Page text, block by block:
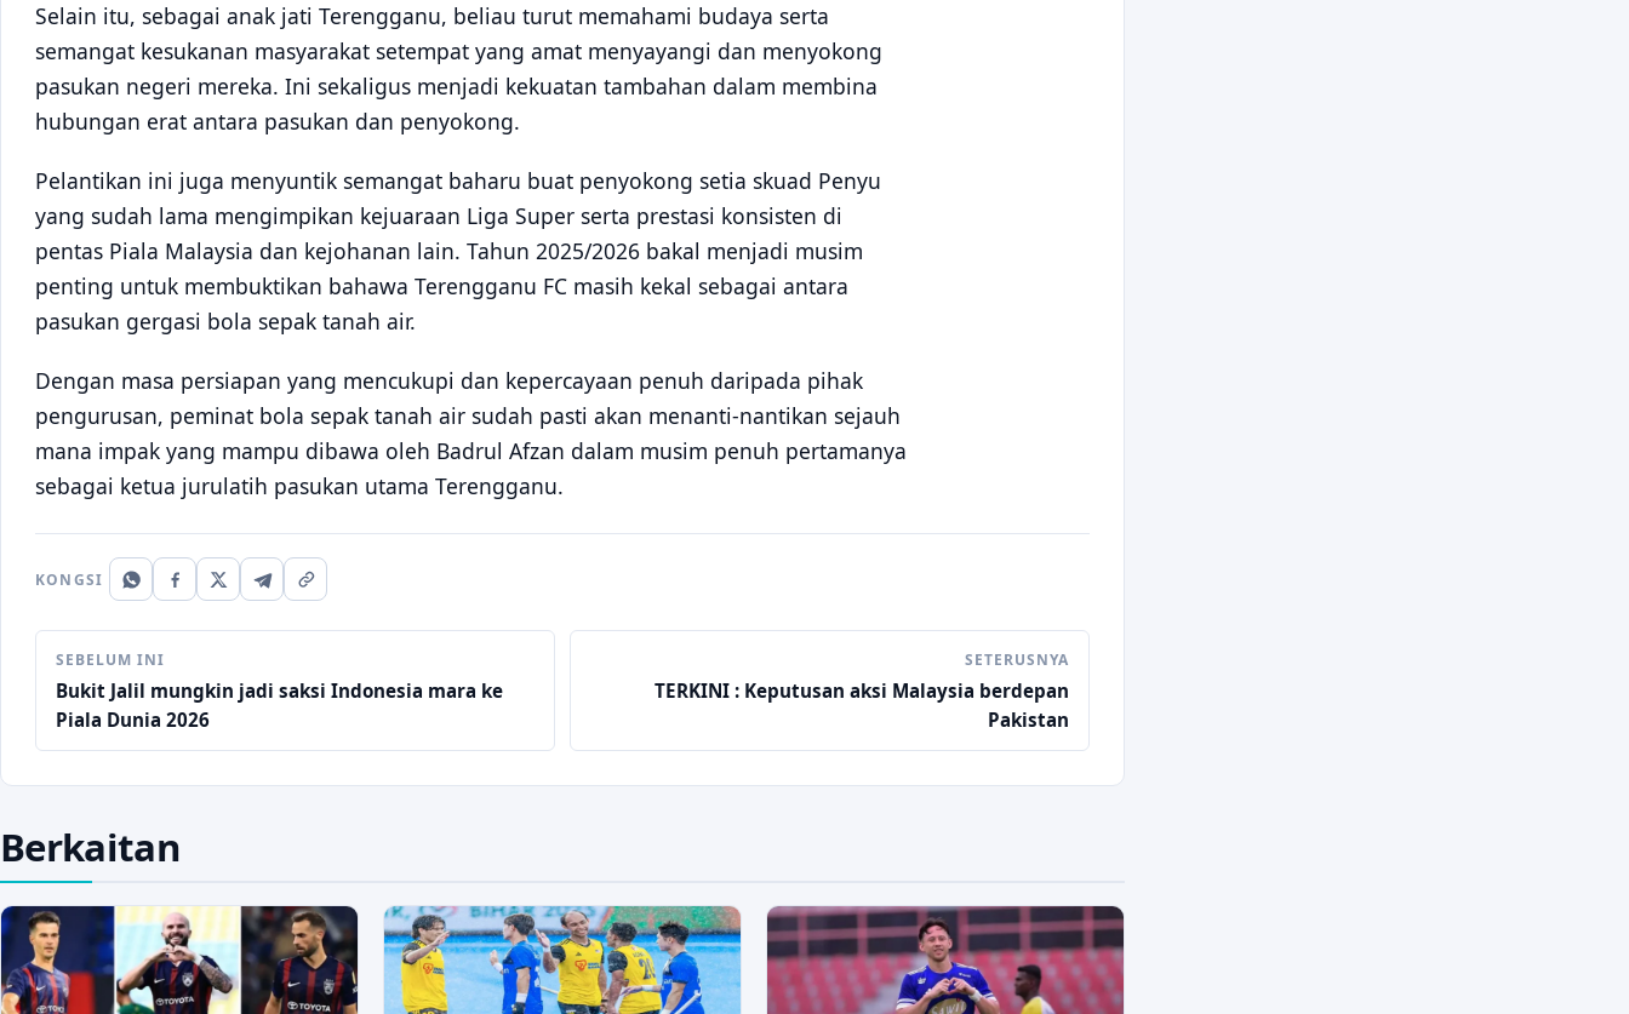
Selain itu, sebagai anak jati Terengganu, beliau turut memahami budaya serta
semangat kesukanan masyarakat setempat yang amat menyayangi dan menyokong
pasukan negeri mereka. Ini sekaligus menjadi kekuatan tambahan dalam membina
hubungan erat antara pasukan dan penyokong.
Pelantikan ini juga menyuntik semangat baharu buat penyokong setia skuad Penyu
yang sudah lama mengimpikan kejuaraan Liga Super serta prestasi konsisten di
pentas Piala Malaysia dan kejohanan lain. Tahun 2025/2026 bakal menjadi musim
penting untuk membuktikan bahawa Terengganu FC masih kekal sebagai antara
pasukan gergasi bola sepak tanah air.
Dengan masa persiapan yang mencukupi dan kepercayaan penuh daripada pihak
pengurusan, peminat bola sepak tanah air sudah pasti akan menanti-nantikan sejauh
mana impak yang mampu dibawa oleh Badrul Afzan dalam musim penuh pertamanya
sebagai ketua jurulatih pasukan utama Terengganu.
KONGSI
SEBELUM INI
Bukit Jalil mungkin jadi saksi Indonesia mara ke
Piala Dunia 2026
SETERUSNYA
TERKINI : Keputusan aksi Malaysia berdepan
Pakistan
Berkaitan